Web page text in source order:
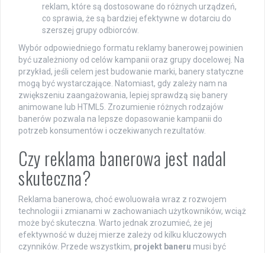
reklam, które są dostosowane do różnych urządzeń,
co sprawia, że są bardziej efektywne w dotarciu do
szerszej grupy odbiorców.
Wybór odpowiedniego formatu reklamy banerowej powinien
być uzależniony od celów kampanii oraz grupy docelowej. Na
przykład, jeśli celem jest budowanie marki, banery statyczne
mogą być wystarczające. Natomiast, gdy zależy nam na
zwiększeniu zaangażowania, lepiej sprawdzą się banery
animowane lub HTML5. Zrozumienie różnych rodzajów
banerów pozwala na lepsze dopasowanie kampanii do
potrzeb konsumentów i oczekiwanych rezultatów.
Czy reklama banerowa jest nadal
skuteczna?
Reklama banerowa, choć ewoluowała wraz z rozwojem
technologii i zmianami w zachowaniach użytkowników, wciąż
może być skuteczna. Warto jednak zrozumieć, że jej
efektywność w dużej mierze zależy od kilku kluczowych
czynników. Przede wszystkim, projekt baneru musi być